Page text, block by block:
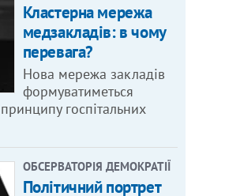
Кластерна мережа
медзакладів: в чому
перевага?
Нова мережа закладів
формуватиметься
госпітальних
ОБСЕРВАТОРІЯ ДЕМОКРАТІЇ
Політичний портрет